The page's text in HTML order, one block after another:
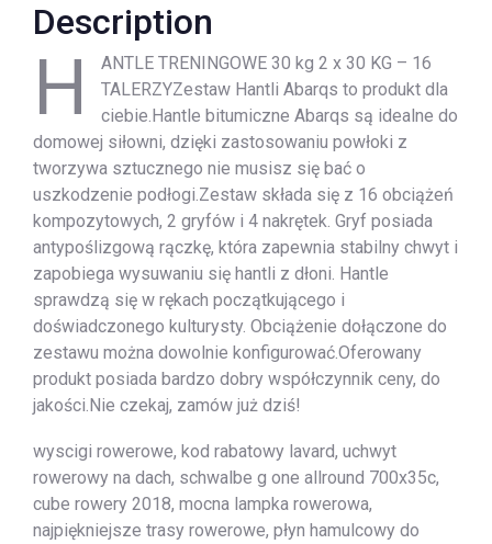
Description
H
ANTLE TRENINGOWE 30 kg 2 x 30 KG – 16
TALERZYZestaw Hantli Abarqs to produkt dla
ciebie.Hantle bitumiczne Abarqs są idealne do
domowej siłowni, dzięki zastosowaniu powłoki z
tworzywa sztucznego nie musisz się bać o
uszkodzenie podłogi.Zestaw składa się z 16 obciążeń
kompozytowych, 2 gryfów i 4 nakrętek. Gryf posiada
antypoślizgową rączkę, która zapewnia stabilny chwyt i
zapobiega wysuwaniu się hantli z dłoni. Hantle
sprawdzą się w rękach początkującego i
doświadczonego kulturysty. Obciążenie dołączone do
zestawu można dowolnie konfigurować.Oferowany
produkt posiada bardzo dobry współczynnik ceny, do
jakości.Nie czekaj, zamów już dziś!
wyscigi rowerowe, kod rabatowy lavard, uchwyt
rowerowy na dach, schwalbe g one allround 700x35c,
cube rowery 2018, mocna lampka rowerowa,
najpiękniejsze trasy rowerowe, płyn hamulcowy do